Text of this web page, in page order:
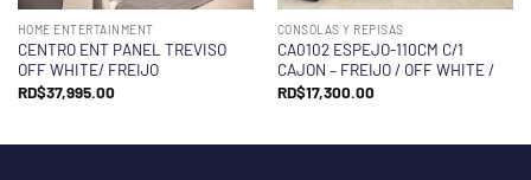
HOME ENTERTAINMENT
CENTRO ENT PANEL TREVISO
OFF WHITE/ FREIJO
RD$37,995.00
CONSOLAS Y REPISAS
CA0102 ESPEJO-110CM C/1
CAJON – FREIJO / OFF WHITE /
RD$17,300.00